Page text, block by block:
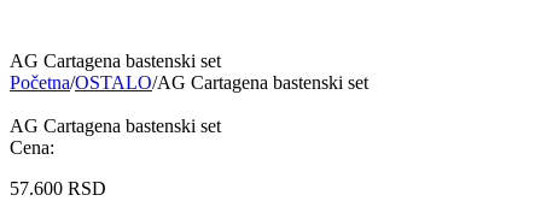
AG Cartagena bastenski set
Početna/OSTALO/AG Cartagena bastenski set
AG Cartagena bastenski set
Cena:
57.600 RSD